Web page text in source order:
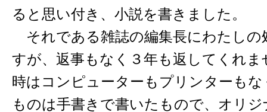
ると思い付き、小説を書きました。
それである雑誌の編集長にわたしの
すが、返事もなく３年も返してくれ
時はコンピューターもプリンターも
ものは手書きで書いたもので、オリ